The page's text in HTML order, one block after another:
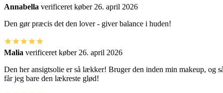
Annabella verificeret køber 26. april 2026
Den gør præcis det den lover - giver balance i huden!
Malia verificeret køber 26. april 2026
Den her ansigtsolie er så lækker! Bruger den inden min makeup, og
får jeg bare den lækreste glød!